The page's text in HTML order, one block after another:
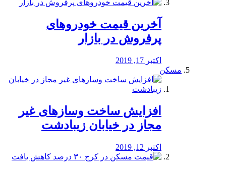
آخرین قیمت خودرو‌های
پرفروش در بازار
اکتبر 17, 2019
مسکن
افزایش ساخت وسازهای غیر
مجاز در خیابان زیبادشت
اکتبر 12, 2019